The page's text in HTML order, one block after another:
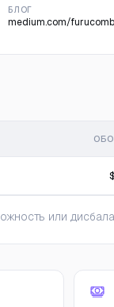
БЛОГ
medium.com/
или